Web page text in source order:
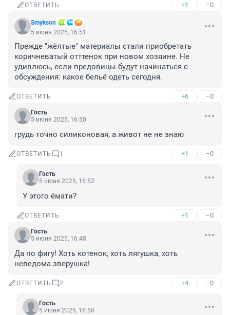
ОТВЕТИТЬ +1 –0
Smykson
5 июня 2025, 16:51
Прежде "жёлтые" материалы стали приобретать
коричневатый отттенок при новом хозяине. Не
удивлюсь, если предовицы будут начинаться с
обсуждения: какое бельё одеть сегодня.
ОТВЕТИТЬ +6 –0
Гость
5 июня 2025, 16:50
грудь точно силиконовая, а живот не не знаю
ОТВЕТИТЬ 1 +1 –0
Гость
5 июня 2025, 16:52
У этого ёмати?
ОТВЕТИТЬ +1 –0
Гость
5 июня 2025, 16:48
Да по фигу! Хоть котенок, хоть лягушка, хоть
неведома зверушка!
ОТВЕТИТЬ 2 +4 –0
Гость
5 июня 2025, 16:50